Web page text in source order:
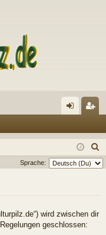
m
el
n
ist
rie
n
u
Sprache:
wird zwischen dir
geschlossen: